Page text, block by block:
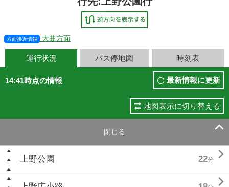
方面接近情報 大曲方面
運行状況 バス停地図 時刻表
14:41時点の情報 最新情報に更新
地図表示に切り替える
閉じる 
上野公園 22分 
